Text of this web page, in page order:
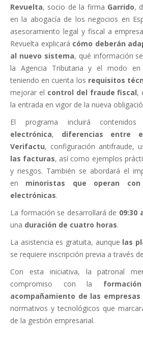
Revuelta, socio de la firma Garrido,
en la abogacía de los negocios en
asesoramiento legal y fiscal a
Revuelta explicará cómo deberán
al nuevo sistema, qué información
la Agencia Tributaria y el modo en
teniendo en cuenta los requisitos
mejorar el control del fraude fiscal,
la entrada en vigor de la nueva
El programa incluirá
electrónica, diferencias entre
Verifactu, configuración antifraude,
las facturas, así como ejemplos
y riesgos. También se abordará el
en minoristas que operan
electrónicas.
La formación se desarrollará de 09:30
una duración de cuatro horas.
La asistencia es gratuita, aunque las
se requiere inscripción previa a través de
Con esta iniciativa, la patronal
compromiso con la
acompañamiento de las empresas
normativos y tecnológicos que
de la gestión empresarial.